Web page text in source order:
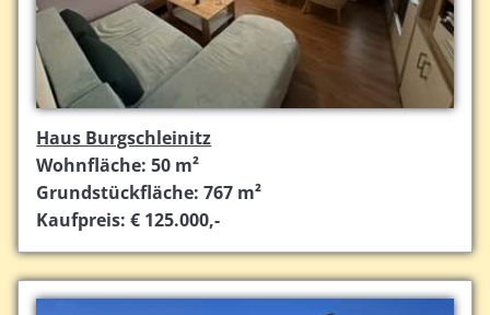
Haus Burgschleinitz
Wohnfläche: 50 m²
Grundstückfläche: 767 m²
Kaufpreis: € 125.000,-